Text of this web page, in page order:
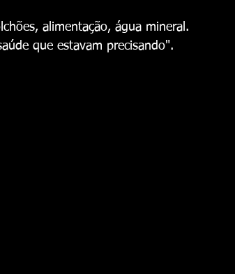
alimentação, água mineral.
que estavam precisando".